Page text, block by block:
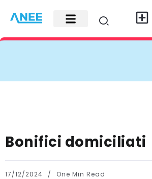
Bonifici domiciliati
17/12/2024 One Min Read